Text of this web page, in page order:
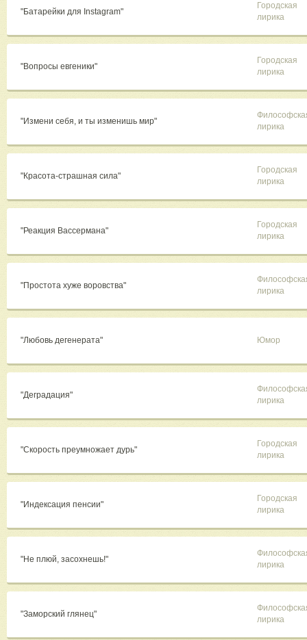
"Батарейки для Instagram"
Городская
лирика
"Вопросы евгеники"
Городская
лирика
"Измени себя, и ты изменишь мир"
лирика
"Красота-страшная сила"
Городская
лирика
"Реакция Вассермана"
Городская
лирика
"Простота хуже воровства"
лирика
"Любовь дегенерата" Юмор
"Деградация"
лирика
"Скорость преумножает дурь"
Городская
лирика
"Индексация пенсии"
Городская
лирика
"Не плюй, засохнешь!"
лирика
"Заморский глянец"
лирика